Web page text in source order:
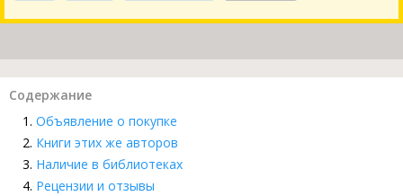
Содержание
Объявление о покупке
Книги этих же авторов
Наличие в библиотеках
Рецензии и отзывы